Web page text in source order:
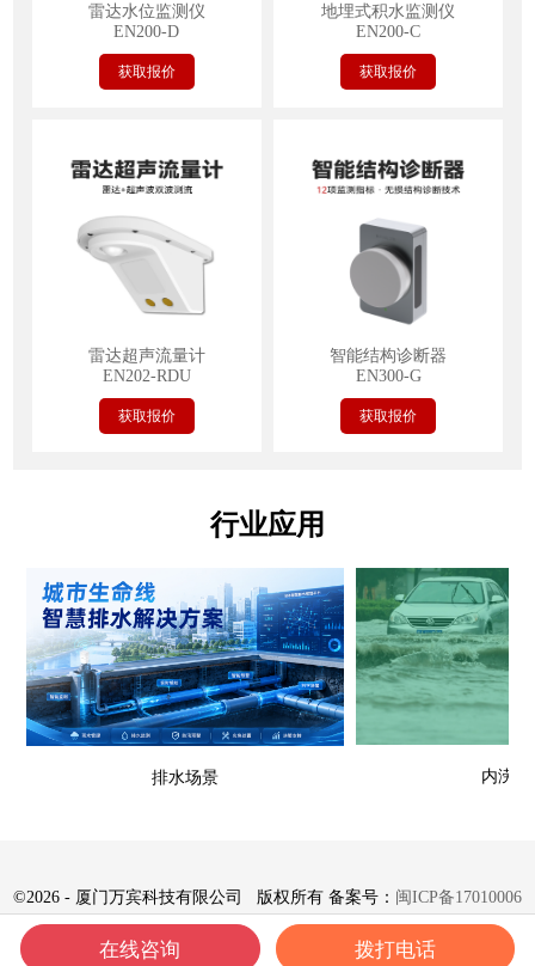
雷达水位监测仪
EN200-D
获取报价
地埋式积水监测仪
EN200-C
获取报价
雷达超声流量计
EN202-RDU
获取报价
智能结构诊断器
EN300-G
获取报价
行业应用
排水场景 内涝场
©2026 - 厦门万宾科技有限公司 版权所有 备案号： 闽ICP备17010006
号-8
在线咨询 拨打电话